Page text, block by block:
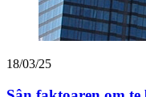
18/03/25